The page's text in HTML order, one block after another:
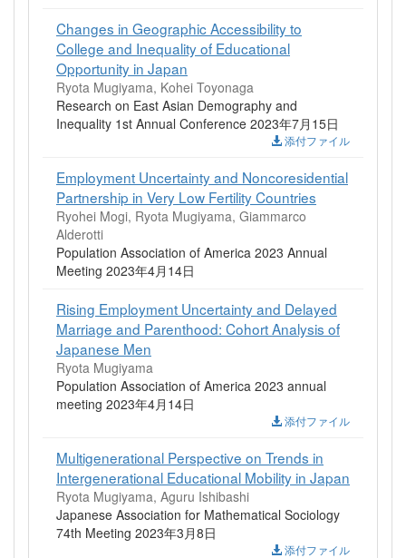
Changes in Geographic Accessibility to
College and Inequality of Educational
Opportunity in Japan
Ryota Mugiyama, Kohei Toyonaga
Research on East Asian Demography and
Inequality 1st Annual Conference 2023年7月15日
添付ファイル
Employment Uncertainty and Noncoresidential
Partnership in Very Low Fertility Countries
Ryohei Mogi, Ryota Mugiyama, Giammarco
Alderotti
Population Association of America 2023 Annual
Meeting 2023年4月14日
Rising Employment Uncertainty and Delayed
Marriage and Parenthood: Cohort Analysis of
Japanese Men
Ryota Mugiyama
Population Association of America 2023 annual
meeting 2023年4月14日
添付ファイル
Multigenerational Perspective on Trends in
Intergenerational Educational Mobility in Japan
Ryota Mugiyama, Aguru Ishibashi
Japanese Association for Mathematical Sociology
74th Meeting 2023年3月8日
添付ファイル